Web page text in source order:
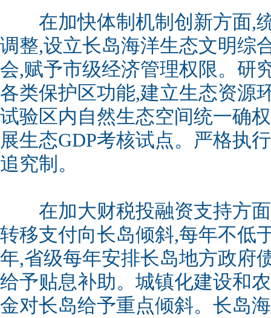
在加快体制机制创新方面,
调整,设立长岛海洋生态文明综
会,赋予市级经济管理权限。研
各类保护区功能,建立生态资源
试验区内自然生态空间统一确
展生态GDP考核试点。严格执
追究制。
在加大财税投融资支持方面
转移支付向长岛倾斜,每年不低
年,省级每年安排长岛地方政府
给予贴息补助。城镇化建设和
金对长岛给予重点倾斜。长岛